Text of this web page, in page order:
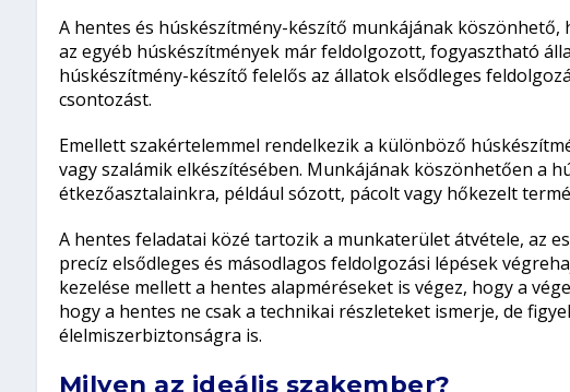
A hentes és húskészítmény-készítő munkájának
az egyéb húskészítmények már feldolgozott, fogyasztható
húskészítmény-készítő felelős az állatok elsődleges
csontozást.
Emellett szakértelemmel rendelkezik a különböző
vagy szalámik elkészítésében. Munkájának köszönhetően a
étkezőasztalainkra, például sózott, pácolt vagy hőkezelt
A hentes feladatai közé tartozik a munkaterület átvétele, az
precíz elsődleges és másodlagos feldolgozási lépések
kezelése mellett a hentes alapméréseket is végez, hogy a
hogy a hentes ne csak a technikai részleteket ismerje, de
élelmiszerbiztonságra is.
Milyen az ideális szakember?